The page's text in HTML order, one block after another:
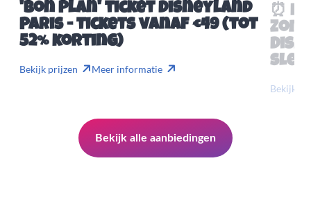
'Bon Plan' ticket Disneyland
Paris - tickets vanaf €49 (tot
52% korting)
Bekijk prijzen Meer informatie
⏰
Bekijk
Bekijk alle aanbiedingen